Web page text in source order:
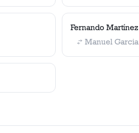
Fernando Martínez
Manuel Garcia